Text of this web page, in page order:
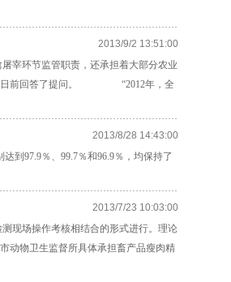
2013/9/2 13:51:00
宰环节监管职责，还承担着大部分农业
长赋日前回答了提问。 “2012年，全
2013/8/28 14:43:00
97.9％、99.7％和96.9％，均保持了
2013/7/23 10:03:00
场操作考核相结合的形式进行。理论
动物卫生监督所具体承担畜产品瘦肉精